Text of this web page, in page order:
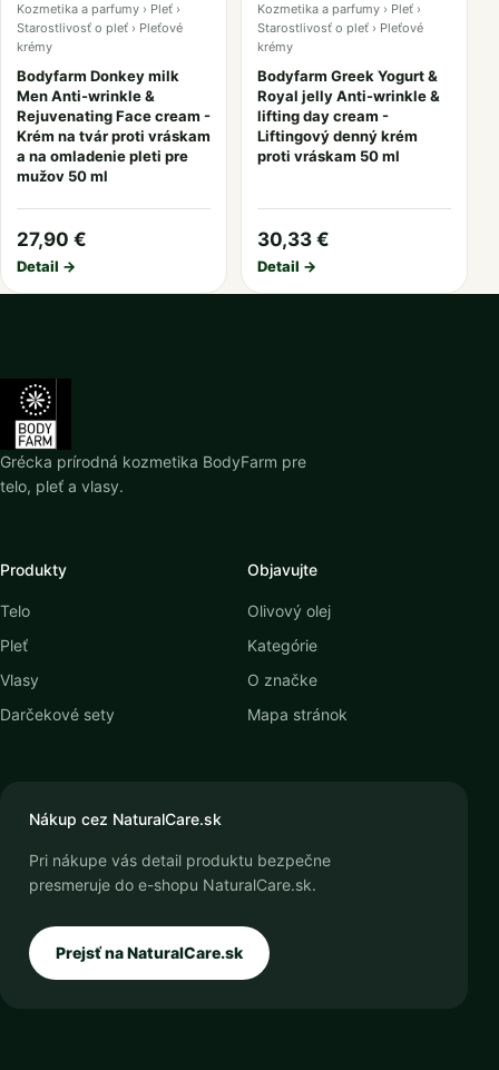
Kozmetika a parfumy › Pleť ›
Starostlivosť o pleť › Pleťové
krémy
Bodyfarm Donkey milk
Men Anti-wrinkle &
Rejuvenating Face cream -
Krém na tvár proti vráskam
a na omladenie pleti pre
mužov 50 ml
27,90 €
Detail →
Kozmetika a parfumy › Pleť ›
Starostlivosť o pleť › Pleťové
krémy
Bodyfarm Greek Yogurt &
Royal jelly Anti-wrinkle &
lifting day cream -
Liftingový denný krém
proti vráskam 50 ml
30,33 €
Detail →
Grécka prírodná kozmetika BodyFarm pre
telo, pleť a vlasy.
Produkty
Telo
Pleť
Vlasy
Darčekové sety
Objavujte
Olivový olej
Kategórie
O značke
Mapa stránok
Nákup cez NaturalCare.sk
Pri nákupe vás detail produktu bezpečne
presmeruje do e-shopu NaturalCare.sk.
Prejsť na NaturalCare.sk